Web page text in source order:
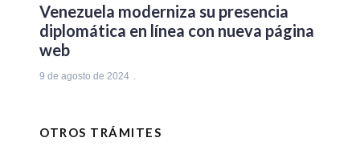
Venezuela moderniza su presencia
diplomática en línea con nueva página
web
9 de agosto de 2024
OTROS TRÁMITES